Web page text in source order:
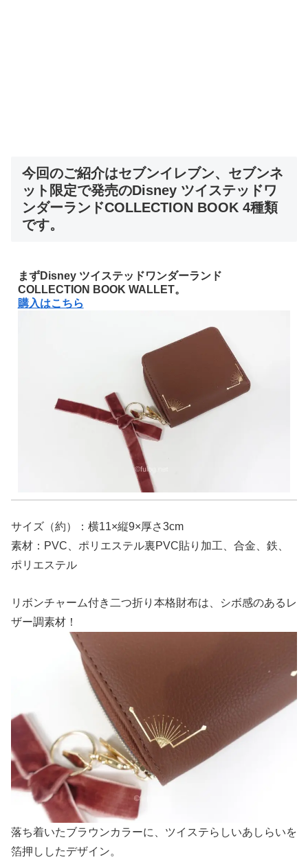
今回のご紹介はセブンイレブン、セブンネ
ット限定で発売のDisney ツイステッドワ
ンダーランドCOLLECTION BOOK 4種類
です。
まずDisney ツイステッドワンダーランド
COLLECTION BOOK WALLET。
購入はこちら
サイズ（約）：横11×縦9×厚さ3cm
素材：PVC、ポリエステル裏PVC貼り加工、合金、鉄、
ポリエステル
リボンチャーム付き二つ折り本格財布は、シボ感のあるレ
ザー調素材！
落ち着いたブラウンカラーに、ツイステらしいあしらいを
箔押ししたデザイン。